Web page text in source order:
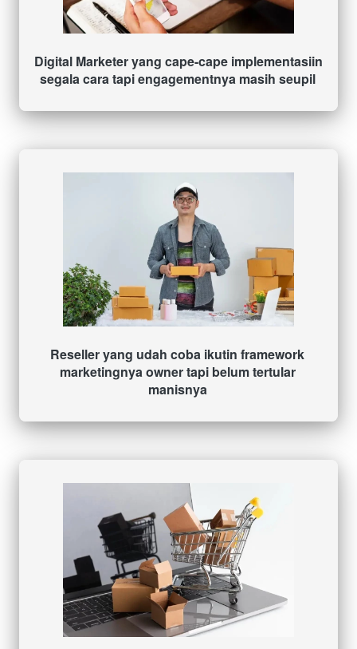
Digital Marketer yang cape-cape implementasiin
segala cara tapi engagementnya masih seupil
Reseller yang udah coba ikutin framework
marketingnya owner tapi belum tertular
manisnya